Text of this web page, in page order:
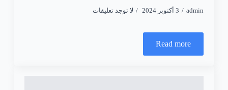
admin 3 أكتوبر 2024 لا توجد تعليقات
Read more